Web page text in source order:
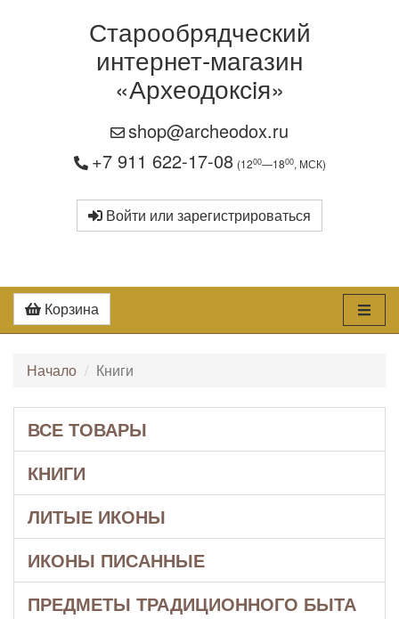
Старообрядческий
интернет-магазин
«Археодоксiя»
shop@archeodox.ru
+7 911 622-17-08 (1200—1800, МСК)
Войти или зарегистрироваться
Корзина
Начало Книги
ВСЕ ТОВАРЫ
КНИГИ
ЛИТЫЕ ИКОНЫ
ИКОНЫ ПИСАННЫЕ
ПРЕДМЕТЫ ТРАДИЦИОННОГО БЫТА